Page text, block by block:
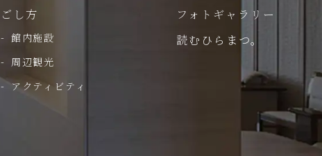
し方
館内施設
周辺観光
アクティビティ
フォトギャラリー
読むひらまつ。